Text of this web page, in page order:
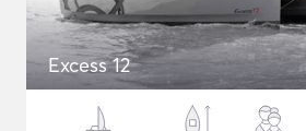
Excess 12